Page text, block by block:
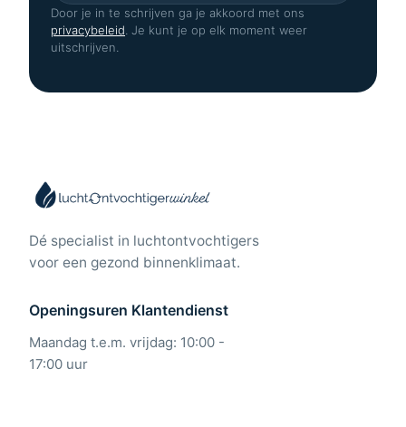
Door je in te schrijven ga je akkoord met ons
privacybeleid . Je kunt je op elk moment weer
uitschrijven.
Dé specialist in luchtontvochtigers
voor een gezond binnenklimaat.
Openingsuren Klantendienst
Maandag t.e.m. vrijdag: 10:00 -
17:00 uur